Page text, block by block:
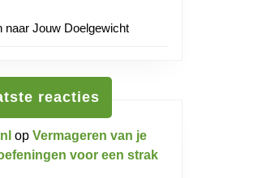
naar Jouw Doelgewicht
reacties
op Vermageren van je
voor een strak